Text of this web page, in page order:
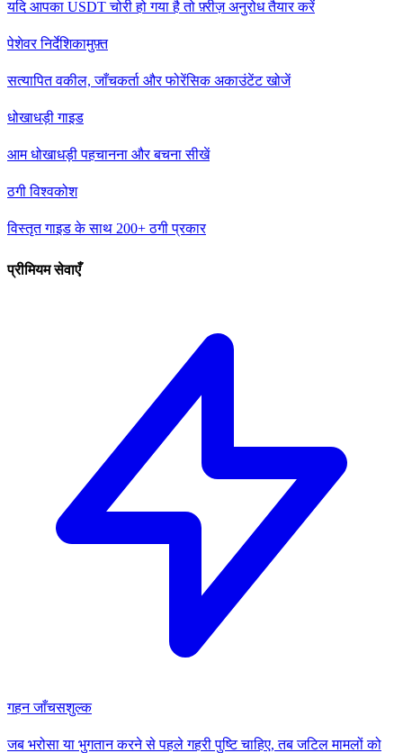
यदि आपका USDT चोरी हो गया है तो फ़्रीज़ अनुरोध तैयार करें
पेशेवर निर्देशिकामुफ़्त
सत्यापित वकील, जाँचकर्ता और फोरेंसिक अकाउंटेंट खोजें
धोखाधड़ी गाइड
आम धोखाधड़ी पहचानना और बचना सीखें
ठगी विश्वकोश
विस्तृत गाइड के साथ 200+ ठगी प्रकार
प्रीमियम सेवाएँ
गहन जाँचसशुल्क
जब भरोसा या भुगतान करने से पहले गहरी पुष्टि चाहिए, तब जटिल मामलों को